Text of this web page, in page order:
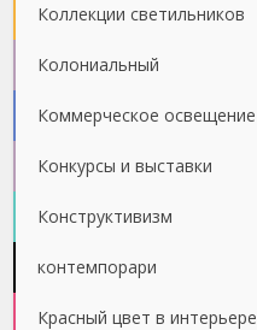
Коллекции светильников
Колониальный
Коммерческое освещение
Конкурсы и выставки
Конструктивизм
контемпорари
Красный цвет в интерьере